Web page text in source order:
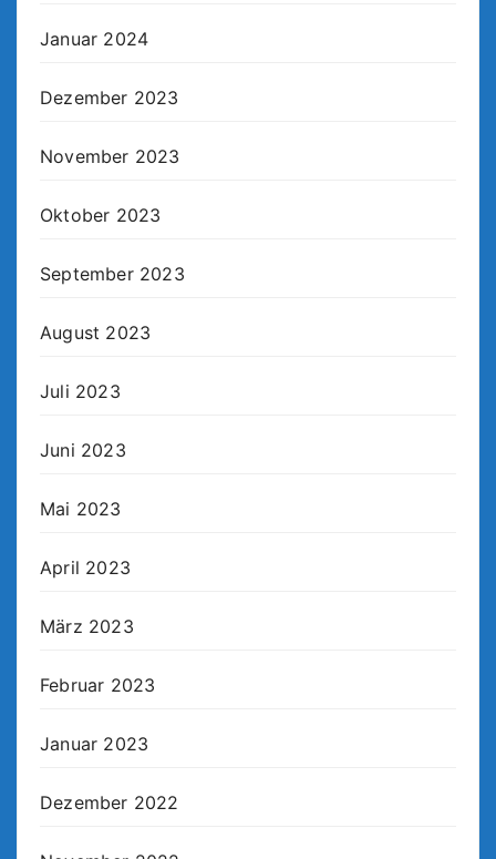
Januar 2024
Dezember 2023
November 2023
Oktober 2023
September 2023
August 2023
Juli 2023
Juni 2023
Mai 2023
April 2023
März 2023
Februar 2023
Januar 2023
Dezember 2022